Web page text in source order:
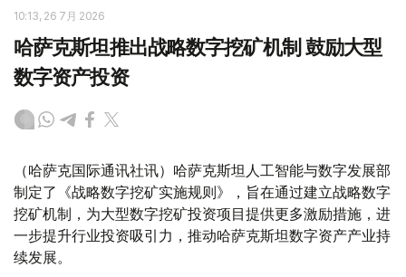
10:13, 26 7月 2026
哈萨克斯坦推出战略数字挖矿机制 鼓励大型
数字资产投资
（哈萨克国际通讯社讯）哈萨克斯坦人工智能与数字发展部
制定了《战略数字挖矿实施规则》，旨在通过建立战略数字
挖矿机制，为大型数字挖矿投资项目提供更多激励措施，进
一步提升行业投资吸引力，推动哈萨克斯坦数字资产产业持
续发展。